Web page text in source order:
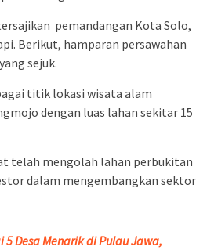
pemandangan Kota Solo,
Berikut, hamparan persawahan
sejuk.
titik lokasi wisata alam
dengan luas lahan sekitar 15
telah mengolah lahan perbukitan
dalam mengembangkan sektor
5 Desa Menarik di Pulau Jawa,